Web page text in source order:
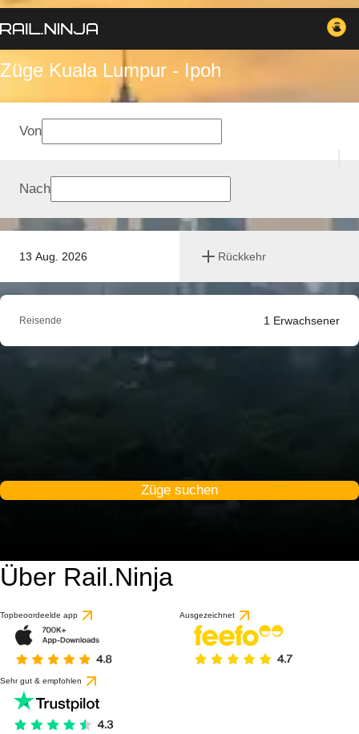
Züge Kuala Lumpur - Ipoh
13 Aug. 2026 Rückkehr
Von
Nach
Reisende 1 Erwachsener
Züge suchen
Über Rail.Ninja
Topbeoordeelde app Ausgezeichnet
Sehr gut & empfohlen
basierend auf 18